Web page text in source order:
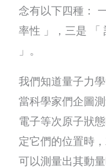
念有以下四種：
率性 」，三是 「
」。
我們知道量子力
當科學家們企圖
電子等次原子狀
定它們的位置時
可以測量出其動